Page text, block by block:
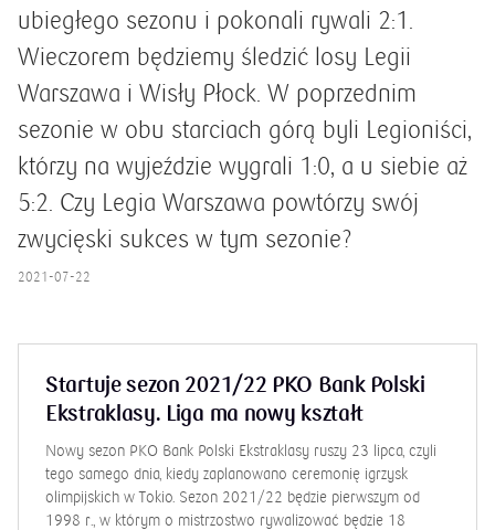
ubiegłego sezonu i pokonali rywali 2:1.
Wieczorem będziemy śledzić losy Legii
Warszawa i Wisły Płock. W poprzednim
sezonie w obu starciach górą byli Legioniści,
którzy na wyjeździe wygrali 1:0, a u siebie aż
5:2. Czy Legia Warszawa powtórzy swój
zwycięski sukces w tym sezonie?
2021-07-22
Startuje sezon 2021/22 PKO Bank Polski
Ekstraklasy. Liga ma nowy kształt
Nowy sezon PKO Bank Polski Ekstraklasy ruszy 23 lipca, czyli
tego samego dnia, kiedy zaplanowano ceremonię igrzysk
olimpijskich w Tokio. Sezon 2021/22 będzie pierwszym od
1998 r., w którym o mistrzostwo rywalizować będzie 18